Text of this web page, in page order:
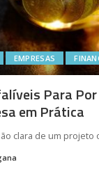
EMPRESAS
Para
em Prática
clara de um projeto